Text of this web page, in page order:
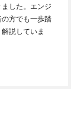
した。エンジ
方でも一歩踏
説していま